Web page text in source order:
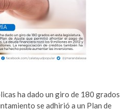
ha dado un giro de 180 grados
se adhirió a un Plan de